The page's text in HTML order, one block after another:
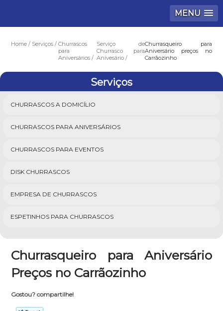
MENU
Home Serviços
Churrascos
para
Aniversários
Serviço de
Churrasco para
Anivesário
Churrasqueiro para
Aniversário preços no
Carrãozinho
Serviços
CHURRASCOS A DOMICÍLIO
CHURRASCOS PARA ANIVERSÁRIOS
CHURRASCOS PARA EVENTOS
DISK CHURRASCOS
EMPRESA DE CHURRASCOS
ESPETINHOS PARA CHURRASCOS
Churrasqueiro para Aniversário
Preços no Carrãozinho
Gostou? compartilhe!